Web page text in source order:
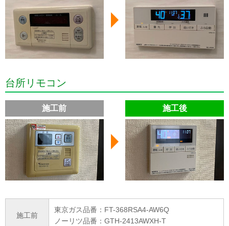
台所リモコン
施工前 施工後
施工前
東京ガス品番：FT-368RSA4-AW6Q
ノーリツ品番：GTH-2413AWXH-T